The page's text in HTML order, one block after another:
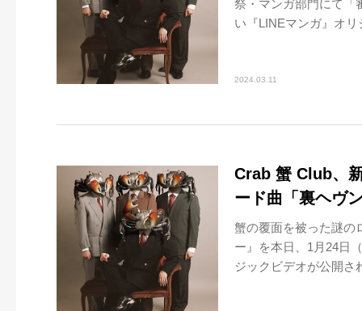
祭・マンガ部門にて「
い『LINEマンガ』オ
2024.03.11
Crab 蟹 Club、
ード曲「裏ヘヴ
蟹の覆面を被った謎の
ー』を本日、1月24日
ジックビデオが公開さ